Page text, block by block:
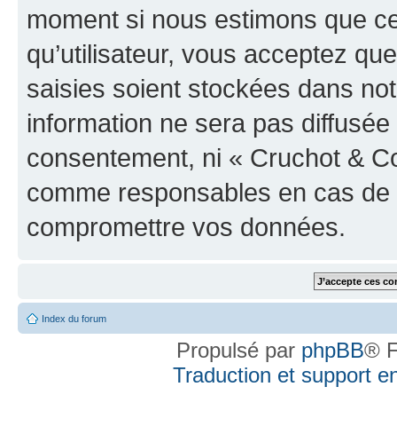
moment si nous estimons que
qu’utilisateur, vous acceptez
saisies soient stockées dans
information ne sera pas
consentement, ni « Cruchot &
comme responsables en cas
compromettre vos données.
Index du forum
Propulsé par phpBB®
Traduction et support